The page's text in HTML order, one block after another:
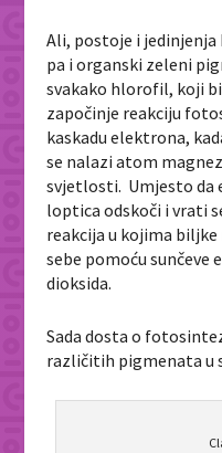
Ali, postoje i
pa i organski zeleni
svakako hlorofil, koji
započinje reakciju
kaskadu elektrona,
se nalazi atom
svjetlosti. Umjesto da
loptica odskoči i vrati
reakcija u kojima
sebe pomoću sunčeve
dioksida.
Sada dosta o
različitih pigmenata u